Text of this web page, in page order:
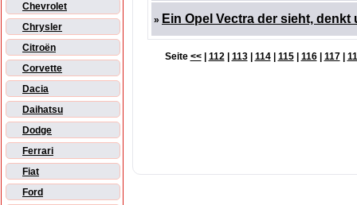
Chevrolet
Chrysler
Citroën
Corvette
Dacia
Daihatsu
Dodge
Ferrari
Fiat
Ford
» Ein Opel Vectra der sieht, denkt
Seite <<| 112| 113| 114| 115| 116| 117|